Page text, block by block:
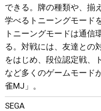
できる。牌の種類や、揃
学べるトニーングモード
トニーングモードは通信
る。対戦には、友達との
をはじめ、段位認定戦、
など多くのゲームモード
雀MJ」。
SEGA